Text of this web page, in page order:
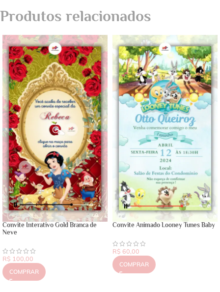
Produtos relacionados
Convite Interativo Gold Branca de
Neve
R$ 100,00
COMPRAR
Convite Animado Looney Tunes Baby
R$ 60,00
COMPRAR